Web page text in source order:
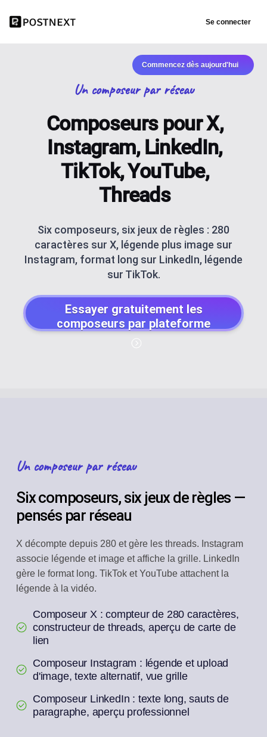
Se connecter
Commencez dès aujourd'hui
Un composeur par réseau
Composeurs pour X,
Instagram, LinkedIn,
TikTok, YouTube,
Threads
Six composeurs, six jeux de règles : 280
caractères sur X, légende plus image sur
Instagram, format long sur LinkedIn, légende
sur TikTok.
Essayer gratuitement les
composeurs par plateforme
Un composeur par réseau
Six composeurs, six jeux de règles —
pensés par réseau
X décompte depuis 280 et gère les threads. Instagram
associe légende et image et affiche la grille. LinkedIn
gère le format long. TikTok et YouTube attachent la
légende à la vidéo.
Composeur X : compteur de 280 caractères,
constructeur de threads, aperçu de carte de
lien
Composeur Instagram : légende et upload
d'image, texte alternatif, vue grille
Composeur LinkedIn : texte long, sauts de
paragraphe, aperçu professionnel